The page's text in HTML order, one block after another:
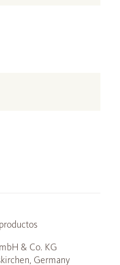
& Co. KG
Germany